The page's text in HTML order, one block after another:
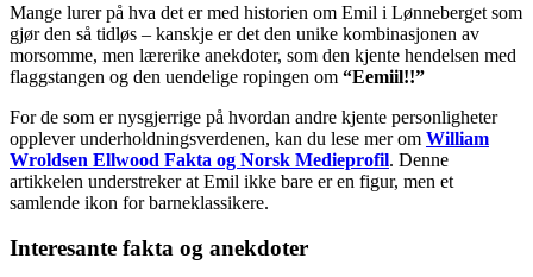
Mange lurer på hva det er med historien om Emil i Lønneberget som
gjør den så tidløs – kanskje er det den unike kombinasjonen av
morsomme, men lærerike anekdoter, som den kjente hendelsen med
flaggstangen og den uendelige ropingen om “Eemiil!!”
For de som er nysgjerrige på hvordan andre kjente personligheter
opplever underholdningsverdenen, kan du lese mer om William
Wroldsen Ellwood Fakta og Norsk Medieprofil. Denne
artikkelen understreker at Emil ikke bare er en figur, men et
samlende ikon for barneklassikere.
Interesante fakta og anekdoter